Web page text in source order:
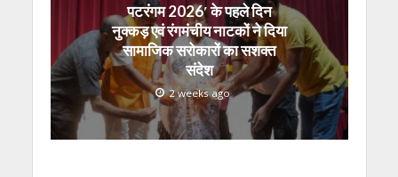
पटरंगम 2026′ के पहले दिन
नुक्कड़ एवं रंगमंचीय नाटकों ने दिया
सामाजिक सरोकारों का सशक्त
संदेश
2 weeks ago